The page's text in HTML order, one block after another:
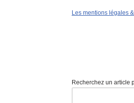
Les mentions légales
Recherchez un article